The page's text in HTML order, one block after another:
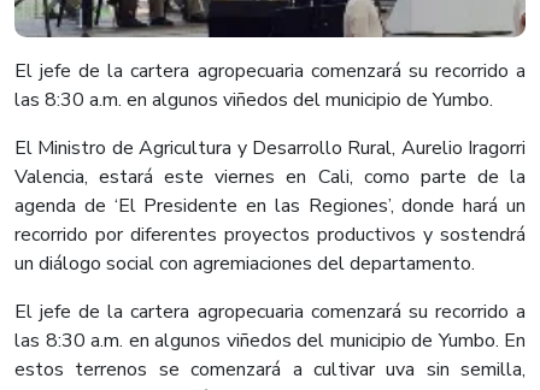
​El jefe de la cartera agropecuaria comenzará su recorrido a
las 8:30 a.m. en algunos viñedos del municipio de Yumbo.
El Ministro de Agricultura y Desarrollo Rural, Aurelio Iragorri
Valencia, estará este viernes en Cali, como parte de la
agenda de ‘El Presidente en las Regiones’, donde hará un
recorrido por diferentes proyectos productivos y sostendrá
un diálogo social con agremiaciones del departamento.
El jefe de la cartera agropecuaria comenzará su recorrido a
las 8:30 a.m. en algunos viñedos del municipio de Yumbo. En
estos terrenos se comenzará a cultivar uva sin semilla,